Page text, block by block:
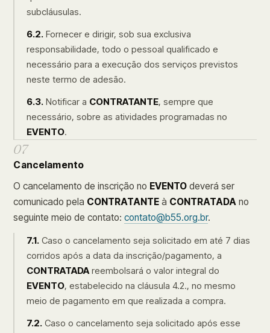
subcláusulas.
6.2. Fornecer e dirigir, sob sua exclusiva
responsabilidade, todo o pessoal qualificado e
necessário para a execução dos serviços previstos
neste termo de adesão.
6.3. Notificar a CONTRATANTE, sempre que
necessário, sobre as atividades programadas no
EVENTO.
07
Cancelamento
O cancelamento de inscrição no EVENTO deverá ser
comunicado pela CONTRATANTE à CONTRATADA no
seguinte meio de contato:contato@b55.org.br.
7.1. Caso o cancelamento seja solicitado em até 7 dias
corridos após a data da inscrição/pagamento, a
CONTRATADAreembolsará o valor integral do
EVENTO, estabelecido na cláusula 4.2., no mesmo
meio de pagamento em que realizada a compra.
7.2. Caso o cancelamento seja solicitado após esse